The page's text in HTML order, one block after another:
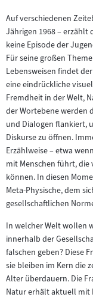
Auf verschiedenen
Jährigen 1968 – erzählt
keine Episode der
Für seine großen
Lebensweisen findet
eine eindrückliche
Fremdheit in der Welt,
der Wortebene werden
und Dialogen flankiert,
Diskurse zu öffnen.
Erzählweise – etwa
mit Menschen führt,
können. In diesen
Meta-Physische, dem
gesellschaftlichen
In welcher Welt wollen
innerhalb der
falschen geben? Diese
sie bleiben im Kern die
Alter überdauern. Die
Natur erhält aktuell mit